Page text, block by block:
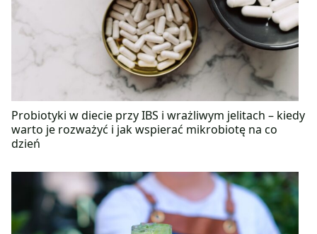
Probiotyki w diecie przy IBS i wrażliwym jelitach – kiedy
warto je rozważyć i jak wspierać mikrobiotę na co
dzień